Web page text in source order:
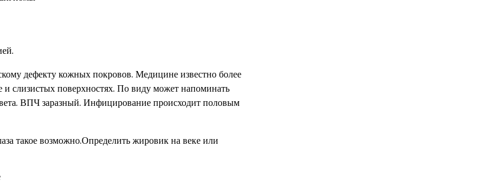
дефекту кожных покровов. Медицине известно более
слизистых поверхностях. По виду может напоминать
ВПЧ заразный. Инфицирование происходит половым
такое возможно.Определить жировик на веке или